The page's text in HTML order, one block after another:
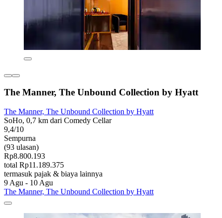
The Manner, The Unbound Collection by Hyatt
The Manner, The Unbound Collection by Hyatt
SoHo, 0,7 km dari Comedy Cellar
9,4/10
Sempurna
(93 ulasan)
Rp8.800.193
total Rp11.189.375
termasuk pajak & biaya lainnya
9 Agu - 10 Agu
The Manner, The Unbound Collection by Hyatt